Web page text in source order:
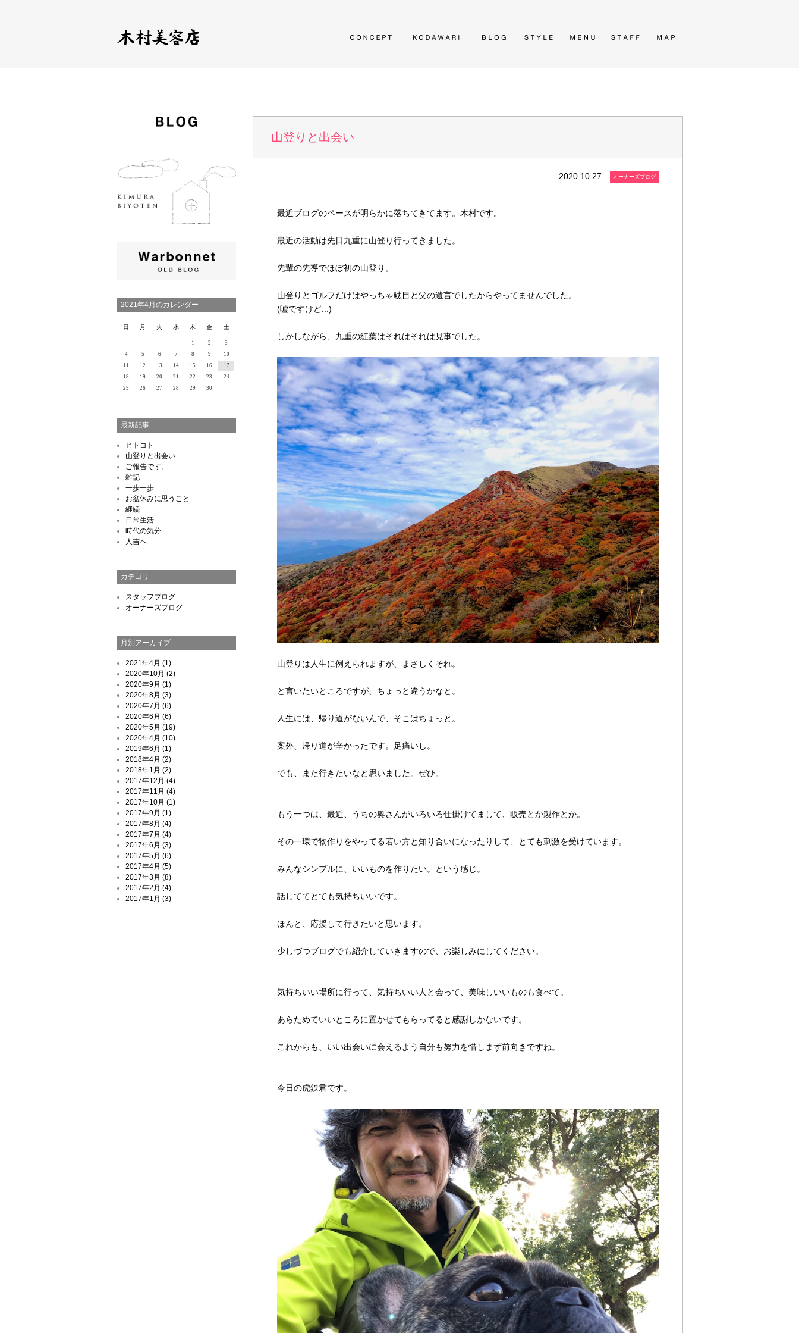
2021年4月のカレンダー
日 月 火 水 木 金 土
1 2
3
4
5 6 7 8 9
10
11
12 13 14 15 16
17
18
19 20 21 22 23
24
25
26 27 28 29 30
最新記事
ヒトコト
山登りと出会い
ご報告です。
雑記
一歩一歩
お盆休みに思うこと
継続
日常生活
時代の気分
人吉へ
カテゴリ
スタッフブログ
オーナーズブログ
月別アーカイブ
2021年4月 (1)
2020年10月 (2)
2020年9月 (1)
2020年8月 (3)
2020年7月 (6)
2020年6月 (6)
2020年5月 (19)
2020年4月 (10)
2019年6月 (1)
2018年4月 (2)
2018年1月 (2)
2017年12月 (4)
2017年11月 (4)
2017年10月 (1)
2017年9月 (1)
2017年8月 (4)
2017年7月 (4)
2017年6月 (3)
2017年5月 (6)
2017年4月 (5)
2017年3月 (8)
2017年2月 (4)
2017年1月 (3)
山登りと出会い
2020.10.27 オーナーズブログ
最近ブログのペースが明らかに落ちてきてます。木村です。
最近の活動は先日九重に山登り行ってきました。
先輩の先導でほぼ初の山登り。
山登りとゴルフだけはやっちゃ駄目と父の遺言でしたからやってませんでした。
(嘘ですけど...)
しかしながら、九重の紅葉はそれはそれは見事でした。
山登りは人生に例えられますが、まさしくそれ。
と言いたいところですが、ちょっと違うかなと。
人生には、帰り道がないんで、そこはちょっと。
案外、帰り道が辛かったです。足痛いし。
でも、また行きたいなと思いました。ぜひ。
もう一つは、最近、うちの奥さんがいろいろ仕掛けてまして、販売とか製作とか。
その一環で物作りをやってる若い方と知り合いになったりして、とても刺激を受けています。
みんなシンプルに、いいものを作りたい。という感じ。
話しててとても気持ちいいです。
ほんと、応援して行きたいと思います。
少しづつブログでも紹介していきますので、お楽しみにしてください。
気持ちいい場所に行って、気持ちいい人と会って、美味しいいものも食べて。
あらためていいところに置かせてもらってると感謝しかないです。
これからも、いい出会いに会えるよう自分も努力を惜しまず前向きですね。
今日の虎鉄君です。